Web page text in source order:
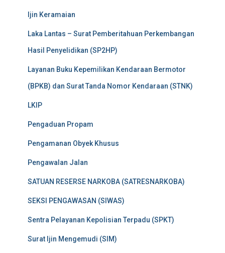
Ijin Keramaian
Laka Lantas – Surat Pemberitahuan Perkembangan
Hasil Penyelidikan (SP2HP)
Layanan Buku Kepemilikan Kendaraan Bermotor
(BPKB) dan Surat Tanda Nomor Kendaraan (STNK)
LKIP
Pengaduan Propam
Pengamanan Obyek Khusus
Pengawalan Jalan
SATUAN RESERSE NARKOBA (SATRESNARKOBA)
SEKSI PENGAWASAN (SIWAS)
Sentra Pelayanan Kepolisian Terpadu (SPKT)
Surat Ijin Mengemudi (SIM)